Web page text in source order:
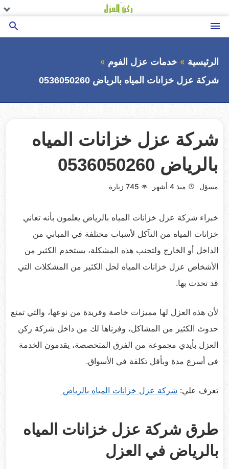
إلى
القائمة
بحث
الرئيسية
خدمات عزل الفوم
شركة عزل خزانات المياه بالرياض 0536050260
شركة عزل خزانات المياه
بالرياض 0536050260
مسؤل منذ 4 أشهر 745 زيارة
خبراء شركة عزل خزانات المياه بالرياض يعلمون بأنه تعاني
خزانات المياه من التآكل لأسباب مختلفة في المباني من
الداخل أو الخارج ولتجنب هذه المشكلة، يستخدم الكثير من
الأشخاص عزل خزانات المياه لحل الكثير من المشكلات التي
قد تحدث بها.
لأن هذه العزل لها مميزات خاصة وفريدة من نوعها، والتي تمنع
حدوث الكثير من المشاكل، وفرناها لك من داخل شركة ركن
العزل بأيدي مجموعة من الفرق المتخصصة، يقدمون الخدمة
في أسرع مدة وبأقل تكلفة في الأسواق.
تعرف علي: شركة عزل خزانات المياه بالرياض
طرق شركة عزل خزانات المياه
بالرياض في العزل